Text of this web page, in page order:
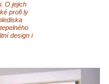
O jejich
profi ly
design i